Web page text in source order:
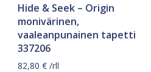
Hide & Seek – Origin
monivärinen,
vaaleanpunainen tapetti
337206
82,80 € /rll